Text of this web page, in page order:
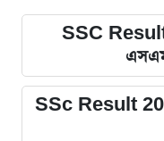
SSC Result
SSc Result 2026